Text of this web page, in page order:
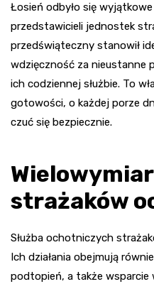
Łosień odbyło się
przedstawicieli jednostek
przedświąteczny stanowił
wdzięczność za nieustanne
ich codziennej służbie. To
gotowości, o każdej porze
czuć się bezpiecznie.
strażaków
Służba ochotniczych
Ich działania obejmują
podtopień, a także wsparcie